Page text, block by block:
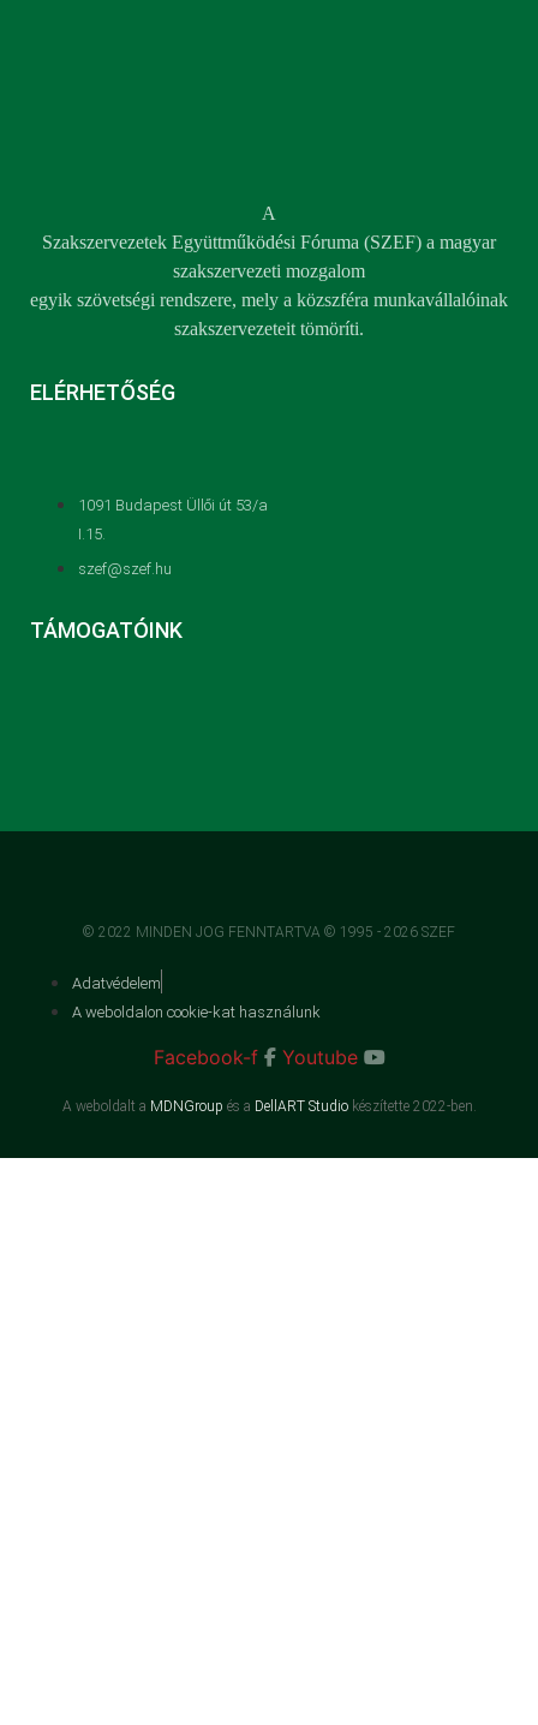
A
Szakszervezetek Együttműködési Fóruma (SZEF) a magyar
szakszervezeti mozgalom
egyik szövetségi rendszere, mely a közszféra munkavállalóinak
szakszervezeteit tömöríti.
ELÉRHETŐSÉG
1091 Budapest Üllői út 53/a
I.15.
szef@szef.hu
TÁMOGATÓINK
© 2022 MINDEN JOG FENNTARTVA © 1995 - 2026 SZEF
Adatvédelem
A weboldalon cookie-kat használunk
Facebook-f Youtube
A weboldalt a MDNGroup és a DellART Studiokészítette 2022-ben.